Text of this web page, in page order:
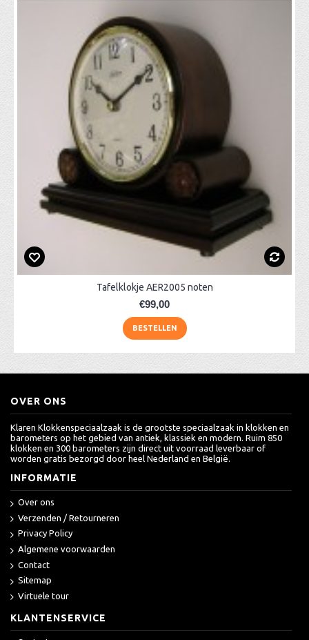
Tafelklokje AER2005 noten
€99,00
BESTELLEN
OVER ONS
Klaren Klokkenspeciaalzaak is de grootste speciaalzaak in klokken en
barometers op het gebied van antiek, klassiek en modern. Ruim 850
klokken en 300 barometers zijn direct uit voorraad leverbaar of
worden gratis bezorgd door heel Nederland en België.
INFORMATIE
Over ons
Verzenden / Retourneren
Privacy Policy
Algemene voorwaarden
Contact
Sitemap
Virtuele tour
KLANTENSERVICE